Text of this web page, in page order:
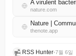
nature.com
Nature |
thenote.app
RSS Hunter•7월 6일